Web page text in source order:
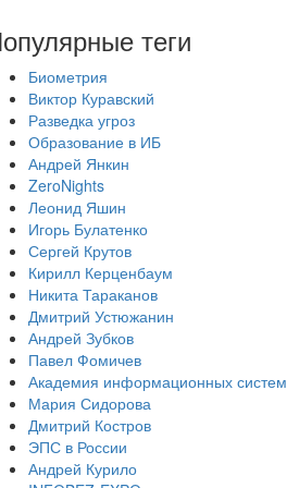
теги
Биометрия
Виктор Куравский
Разведка угроз
Образование в ИБ
Андрей Янкин
ZeroNights
Леонид Яшин
Игорь Булатенко
Сергей Крутов
Кирилл Керценбаум
Никита Тараканов
Дмитрий Устюжанин
Андрей Зубков
Павел Фомичев
Академия информационных систем
Мария Сидорова
Дмитрий Костров
ЭПС в России
Андрей Курило